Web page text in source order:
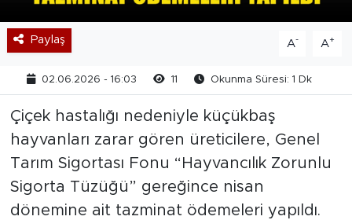
Paylaş A- A+
02.06.2026 - 16:03 11 Okunma Süresi: 1 Dk
Çiçek hastalığı nedeniyle küçükbaş
hayvanları zarar gören üreticilere, Genel
Tarım Sigortası Fonu “Hayvancılık Zorunlu
Sigorta Tüzüğü” gereğince nisan
dönemine ait tazminat ödemeleri yapıldı.